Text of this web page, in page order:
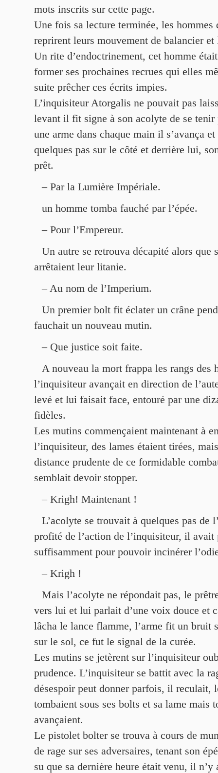
mots inscrits sur cette page.
Une fois sa lecture terminée, les hommes
reprirent leurs mouvement de balancier
Un rite d’endoctrinement, cet homme
former ses prochaines recrues qui elles
suite prêcher ces écrits impies.
L’inquisiteur Atorgalis ne pouvait pas
levant il fit signe à son acolyte de se tenir
une arme dans chaque main il s’avança
quelques pas sur le côté et derrière lui,
prêt.
– Par la Lumière Impériale.
un homme tomba fauché par l’épée.
– Pour l’Empereur.
Un autre se retrouva décapité alors que
arrêtaient leur litanie.
– Au nom de l’Imperium.
Un premier bolt fit éclater un crâne
fauchait un nouveau mutin.
– Que justice soit faite.
A nouveau la mort frappa les rangs des
l’inquisiteur avançait en direction de
levé et lui faisait face, entouré par une
fidèles.
Les mutins commençaient maintenant à
l’inquisiteur, des lames étaient tirées,
distance prudente de ce formidable
semblait devoir stopper.
– Krigh! Maintenant !
L’acolyte se trouvait à quelques pas de
profité de l’action de l’inquisiteur, il avait
suffisamment pour pouvoir incinérer
– Krigh !
Mais l’acolyte ne répondait pas, le
vers lui et lui parlait d’une voix douce et
lâcha le lance flamme, l’arme fit un bruit
sur le sol, ce fut le signal de la curée.
Les mutins se jetèrent sur l’inquisiteur
prudence. L’inquisiteur se battit avec la
désespoir peut donner parfois, il reculait,
tombaient sous ses bolts et sa lame mais
avançaient.
Le pistolet bolter se trouva à cours de
de rage sur ses adversaires, tenant son
su que sa dernière heure était venu, il n’y